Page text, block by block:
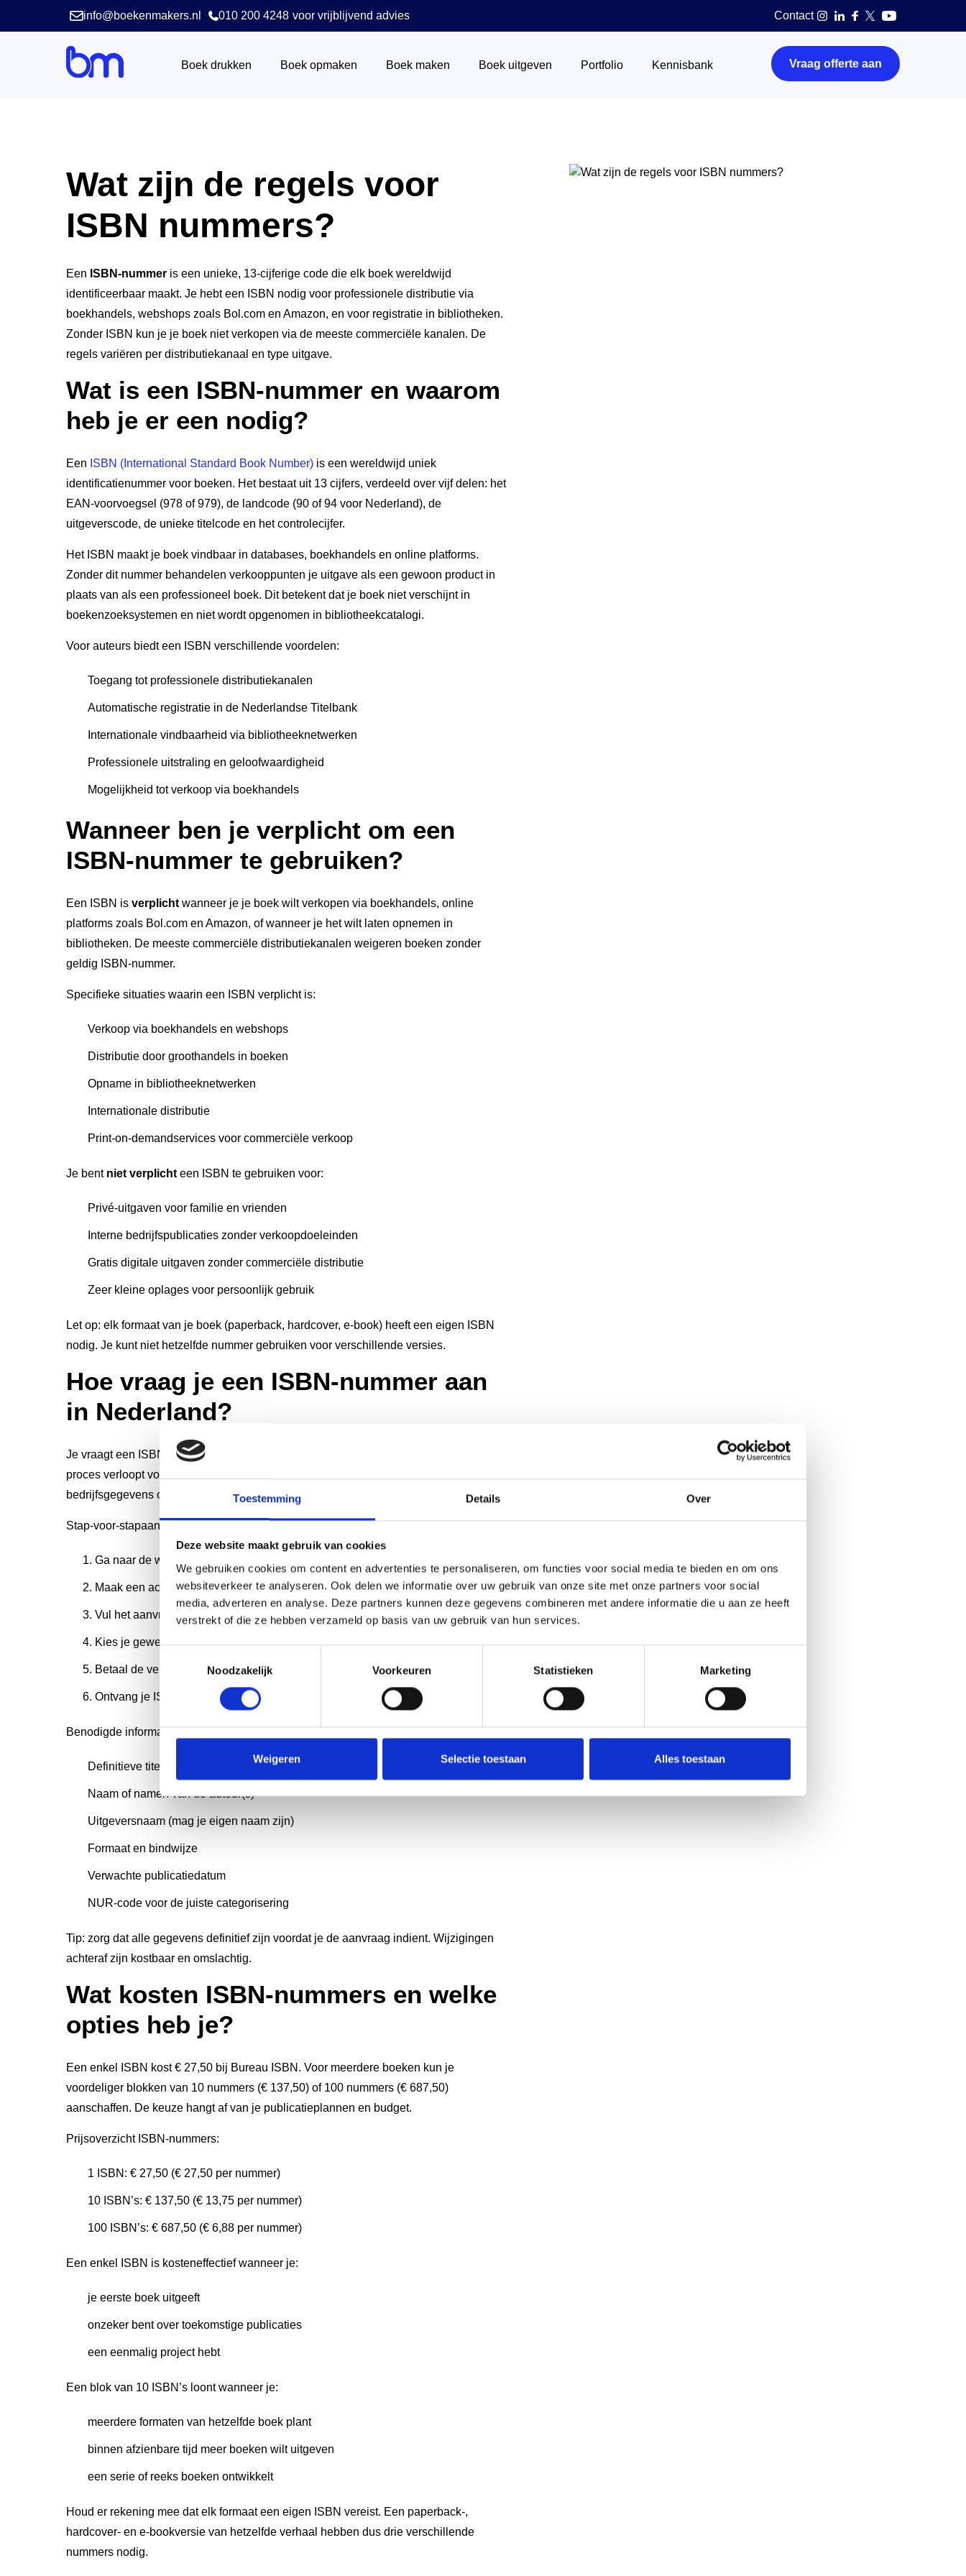
Toestemming Details Over
Deze website maakt gebruik van cookies
We gebruiken cookies om content en advertenties te personaliseren, om functies voor social media te bieden en om ons
websiteverkeer te analyseren. Ook delen we informatie over uw gebruik van onze site met onze partners voor social
media, adverteren en analyse. Deze partners kunnen deze gegevens combineren met andere informatie die u aan ze heeft
verstrekt of die ze hebben verzameld op basis van uw gebruik van hun services.
Noodzakelijk
Voorkeuren Statistieken Marketing
Weigeren Selectie toestaan Alles toestaan
info@boekenmakers.nl 010 200 4248 voor vrijblijvend advies Contact
Vraag offerte aan
Boek drukken Boek opmaken Boek maken Boek uitgeven
Het stappenplan
Portfolio Kennisbank
Wat zijn de regels voor
ISBN nummers?
Een ISBN-nummer is een unieke, 13-cijferige code die elk boek wereldwijd
identificeerbaar maakt. Je hebt een ISBN nodig voor professionele distributie via
boekhandels, webshops zoals Bol.com en Amazon, en voor registratie in bibliotheken.
Zonder ISBN kun je je boek niet verkopen via de meeste commerciële kanalen. De
regels variëren per distributiekanaal en type uitgave.
Wat is een ISBN-nummer en waarom
heb je er een nodig?
Een ISBN (International Standard Book Number) is een wereldwijd uniek
identificatienummer voor boeken. Het bestaat uit 13 cijfers, verdeeld over vijf delen: het
EAN-voorvoegsel (978 of 979), de landcode (90 of 94 voor Nederland), de
uitgeverscode, de unieke titelcode en het controlecijfer.
Het ISBN maakt je boek vindbaar in databases, boekhandels en online platforms.
Zonder dit nummer behandelen verkooppunten je uitgave als een gewoon product in
plaats van als een professioneel boek. Dit betekent dat je boek niet verschijnt in
boekenzoeksystemen en niet wordt opgenomen in bibliotheekcatalogi.
Voor auteurs biedt een ISBN verschillende voordelen:
Toegang tot professionele distributiekanalen
Automatische registratie in de Nederlandse Titelbank
Internationale vindbaarheid via bibliotheeknetwerken
Professionele uitstraling en geloofwaardigheid
Mogelijkheid tot verkoop via boekhandels
Wanneer ben je verplicht om een
ISBN-nummer te gebruiken?
Een ISBN is verplicht wanneer je je boek wilt verkopen via boekhandels, online
platforms zoals Bol.com en Amazon, of wanneer je het wilt laten opnemen in
bibliotheken. De meeste commerciële distributiekanalen weigeren boeken zonder
geldig ISBN-nummer.
Specifieke situaties waarin een ISBN verplicht is:
Verkoop via boekhandels en webshops
Distributie door groothandels in boeken
Opname in bibliotheeknetwerken
Internationale distributie
Print-on-demandservices voor commerciële verkoop
Je bent niet verplicht een ISBN te gebruiken voor:
Privé-uitgaven voor familie en vrienden
Interne bedrijfspublicaties zonder verkoopdoeleinden
Gratis digitale uitgaven zonder commerciële distributie
Zeer kleine oplages voor persoonlijk gebruik
Let op: elk formaat van je boek (paperback, hardcover, e-book) heeft een eigen ISBN
nodig. Je kunt niet hetzelfde nummer gebruiken voor verschillende versies.
Hoe vraag je een ISBN-nummer aan
in Nederland?
Je vraagt een ISBN aan via Bureau ISBN, de officiële Nederlandse instantie. Het
proces verloopt volledig online en duurt gemiddeld twee à drie werkdagen. Je hebt je
bedrijfsgegevens of persoonsgegevens nodig en informatie over je boek.
Stap-voor-stapaanvraagproces:
Ga naar de website van Bureau ISBN (isbn.nl).
Maak een account aan met je uitgeversinformatie.
Vul het aanvraagformulier in met boekgegevens.
Kies je gewenste NUR-code (Nederlandse Uniforme Rubrieksindeling).
Betaal de verschuldigde kosten online.
Ontvang je ISBN binnen twee à drie werkdagen per e-mail.
Benodigde informatie voor de aanvraag:
Definitieve titel en ondertitel
Naam of namen van de auteur(s)
Uitgeversnaam (mag je eigen naam zijn)
Formaat en bindwijze
Verwachte publicatiedatum
NUR-code voor de juiste categorisering
Tip: zorg dat alle gegevens definitief zijn voordat je de aanvraag indient. Wijzigingen
achteraf zijn kostbaar en omslachtig.
Wat kosten ISBN-nummers en welke
opties heb je?
Een enkel ISBN kost € 27,50 bij Bureau ISBN. Voor meerdere boeken kun je
voordeliger blokken van 10 nummers (€ 137,50) of 100 nummers (€ 687,50)
aanschaffen. De keuze hangt af van je publicatieplannen en budget.
Prijsoverzicht ISBN-nummers:
1 ISBN: € 27,50 (€ 27,50 per nummer)
10 ISBN’s: € 137,50 (€ 13,75 per nummer)
100 ISBN’s: € 687,50 (€ 6,88 per nummer)
Een enkel ISBN is kosteneffectief wanneer je:
je eerste boek uitgeeft
onzeker bent over toekomstige publicaties
een eenmalig project hebt
Een blok van 10 ISBN’s loont wanneer je:
meerdere formaten van hetzelfde boek plant
binnen afzienbare tijd meer boeken wilt uitgeven
een serie of reeks boeken ontwikkelt
Houd er rekening mee dat elk formaat een eigen ISBN vereist. Een paperback-,
hardcover- en e-bookversie van hetzelfde verhaal hebben dus drie verschillende
nummers nodig.